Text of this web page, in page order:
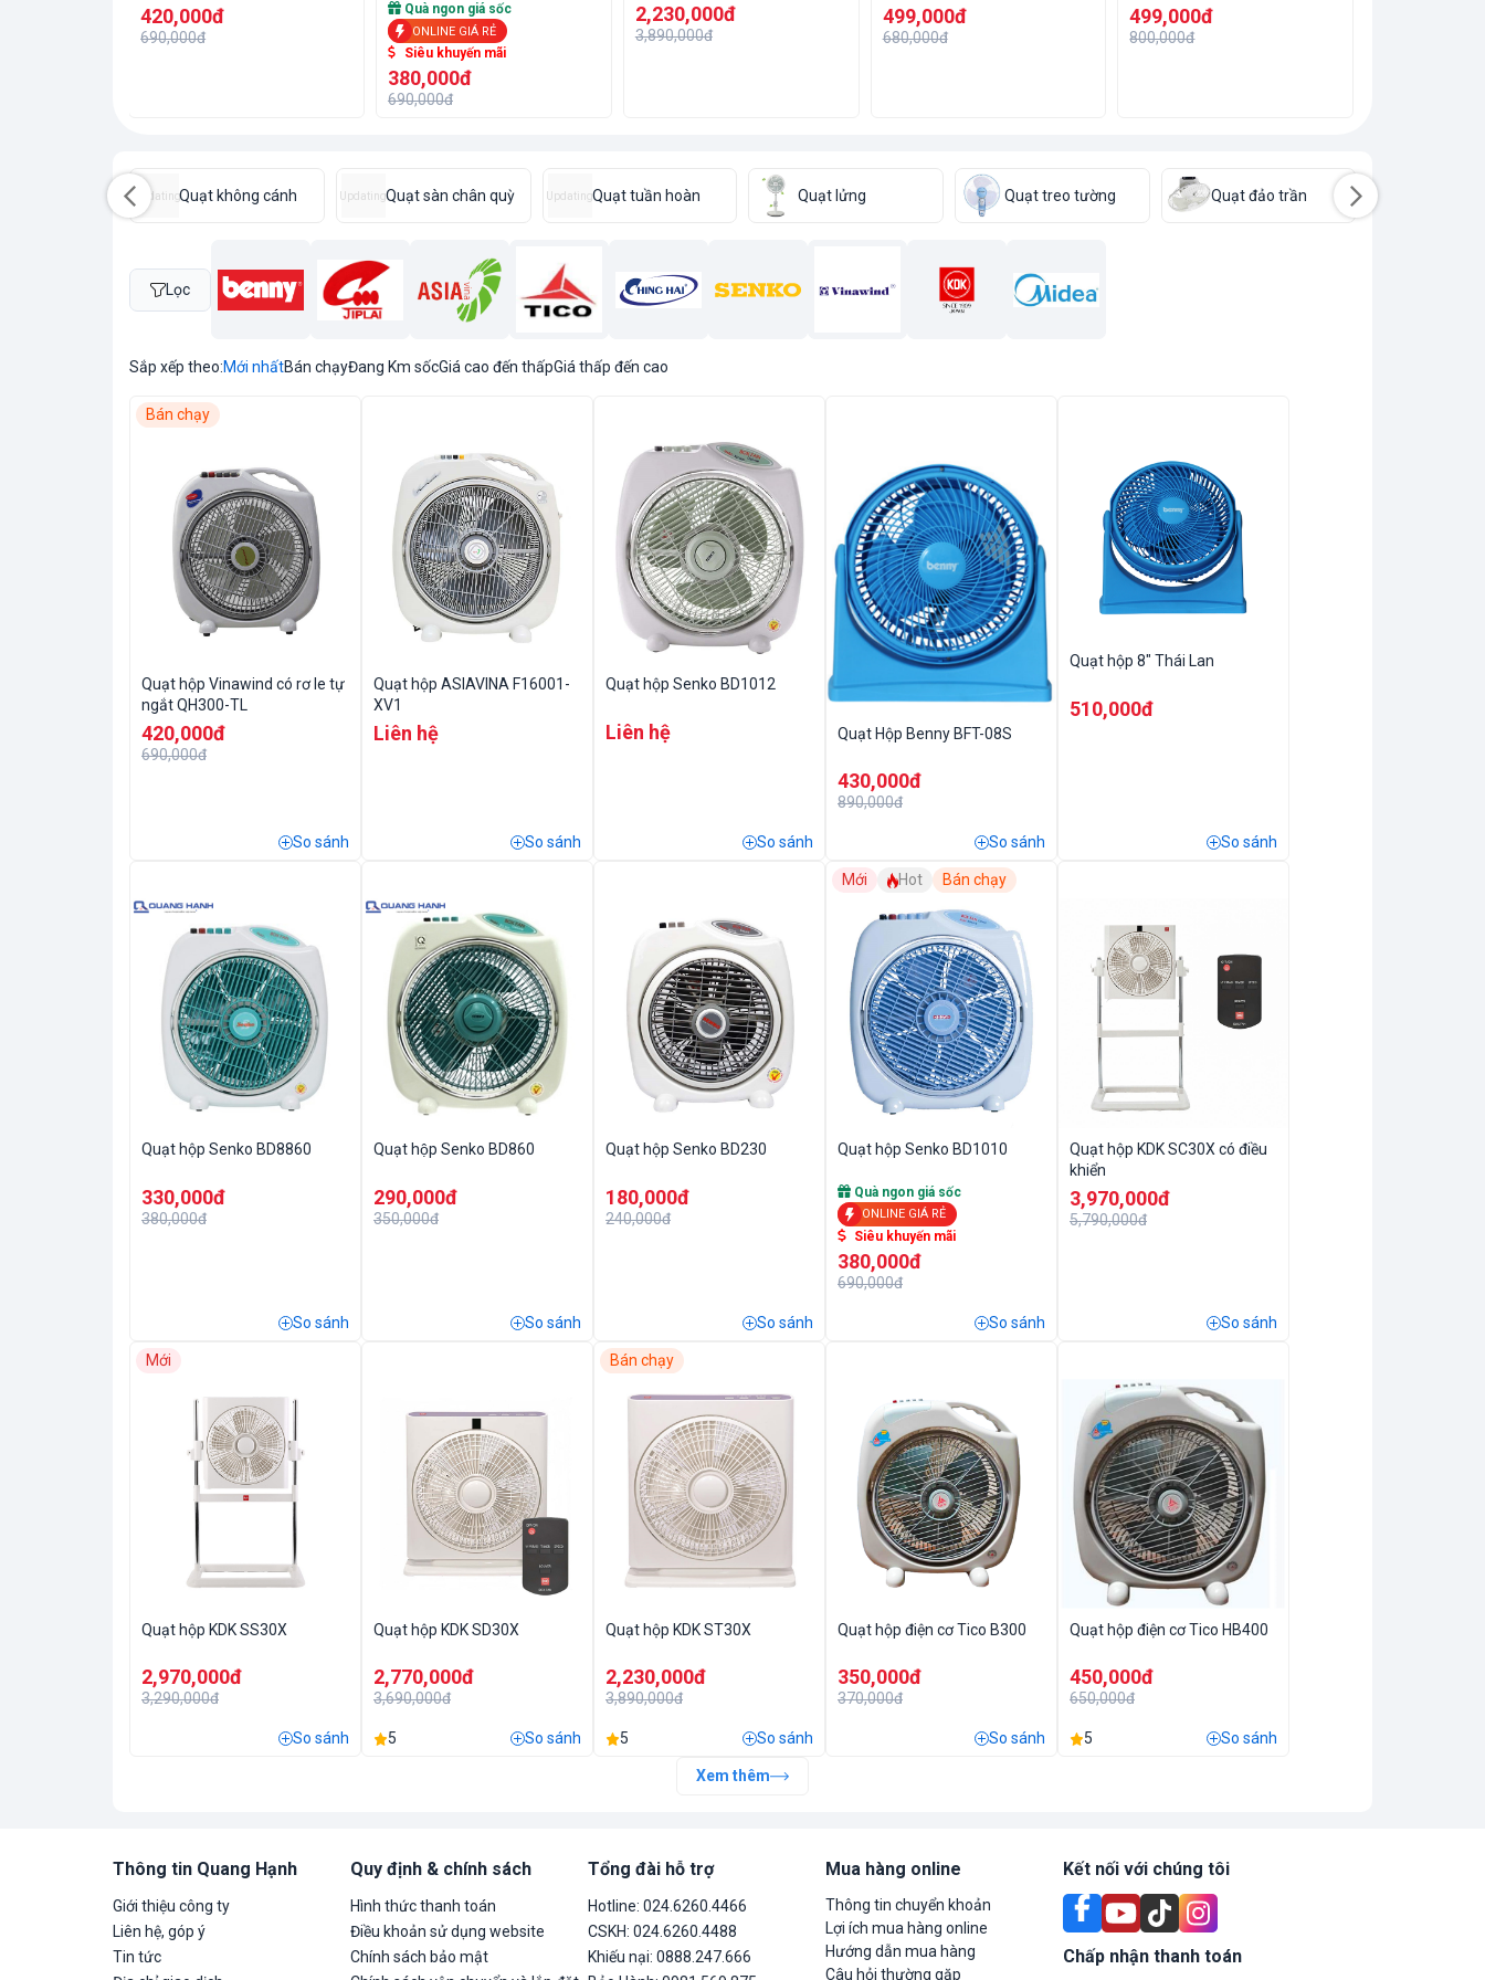
420,000đ
690,000đ
Quà ngon giá sốc
ONLINE GIÁ RẺ
Siêu khuyến mãi
380,000đ
690,000đ
2,230,000đ
3,890,000đ
499,000đ
680,000đ
499,000đ
800,000đ
UpdatingQuạt không cánh UpdatingQuạt sàn chân quỳ UpdatingQuạt tuần hoàn Quạt lửng Quạt treo tường Quạt đảo trần
Lọc
Sắp xếp theo:Mới nhấtBán chạyĐang Km sốcGiá cao đến thấpGiá thấp đến cao
Bán chạy
Quạt hộp Vinawind có rơ le tự
ngắt QH300-TL
420,000đ
690,000đ
So sánh
Quạt hộp ASIAVINA F16001-
XV1
Liên hệ
So sánh
Quạt hộp Senko BD1012
Liên hệ
So sánh
Quạt Hộp Benny BFT-08S
430,000đ
890,000đ
So sánh
Quạt hộp 8" Thái Lan
510,000đ
So sánh
Quạt hộp Senko BD8860
330,000đ
380,000đ
So sánh
Quạt hộp Senko BD860
290,000đ
350,000đ
So sánh
Quạt hộp Senko BD230
180,000đ
240,000đ
So sánh
Mới Hot Bán chạy
Quạt hộp Senko BD1010
Quà ngon giá sốc
ONLINE GIÁ RẺ
Siêu khuyến mãi
380,000đ
690,000đ
So sánh
Quạt hộp KDK SC30X có điều
khiển
3,970,000đ
5,790,000đ
So sánh
Mới
Quạt hộp KDK SS30X
2,970,000đ
3,290,000đ
So sánh
Quạt hộp KDK SD30X
2,770,000đ
3,690,000đ
5 So sánh
Bán chạy
Quạt hộp KDK ST30X
2,230,000đ
3,890,000đ
5 So sánh
Quạt hộp điện cơ Tico B300
350,000đ
370,000đ
So sánh
Quạt hộp điện cơ Tico HB400
450,000đ
650,000đ
5 So sánh
Xem thêm
Thông tin Quang Hạnh
Giới thiệu công ty
Liên hệ, góp ý
Tin tức
Quy định & chính sách
Hình thức thanh toán
Điều khoản sử dụng website
Chính sách bảo mật
Tổng đài hỗ trợ
Hotline: 024.6260.4466
CSKH: 024.6260.4488
Khiếu nại: 0888.247.666
Mua hàng online
Thông tin chuyển khoản
Lợi ích mua hàng online
Hướng dẫn mua hàng
Câu hỏi thường gặp
Kết nối với chúng tôi
Chấp nhận thanh toán